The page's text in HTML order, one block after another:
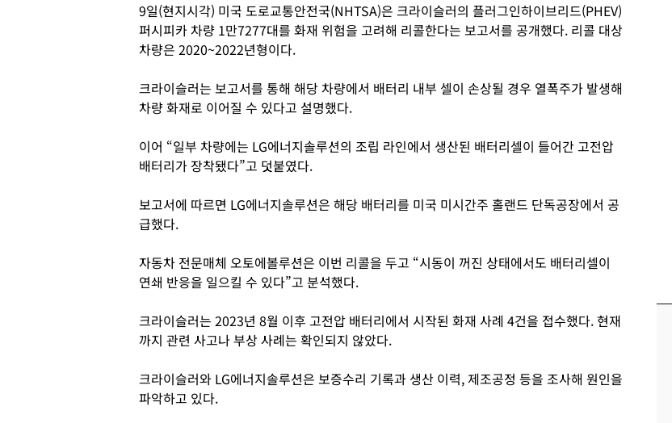
9일(현지시각) 미국 도로교통안전국(NHTSA)은 크라이슬러의 플러그인하이브리드(PHEV)
퍼시피카 차량 1만7277대를 화재 위험을 고려해 리콜한다는 보고서를 공개했다. 리콜 대상
차량은 2020~2022년형이다.
크라이슬러는 보고서를 통해 해당 차량에서 배터리 내부 셀이 손상될 경우 열폭주가 발생해
차량 화재로 이어질 수 있다고 설명했다.
이어 “일부 차량에는 LG에너지솔루션의 조립 라인에서 생산된 배터리셀이 들어간 고전압
배터리가 장착됐다”고 덧붙였다.
보고서에 따르면 LG에너지솔루션은 해당 배터리를 미국 미시간주 홀랜드 단독공장에서 공
급했다.
자동차 전문매체 오토에볼루션은 이번 리콜을 두고 “시동이 꺼진 상태에서도 배터리셀이
연쇄 반응을 일으킬 수 있다”고 분석했다.
크라이슬러는 2023년 8월 이후 고전압 배터리에서 시작된 화재 사례 4건을 접수했다. 현재
까지 관련 사고나 부상 사례는 확인되지 않았다.
크라이슬러와 LG에너지솔루션은 보증수리 기록과 생산 이력, 제조공정 등을 조사해 원인을
파악하고 있다.